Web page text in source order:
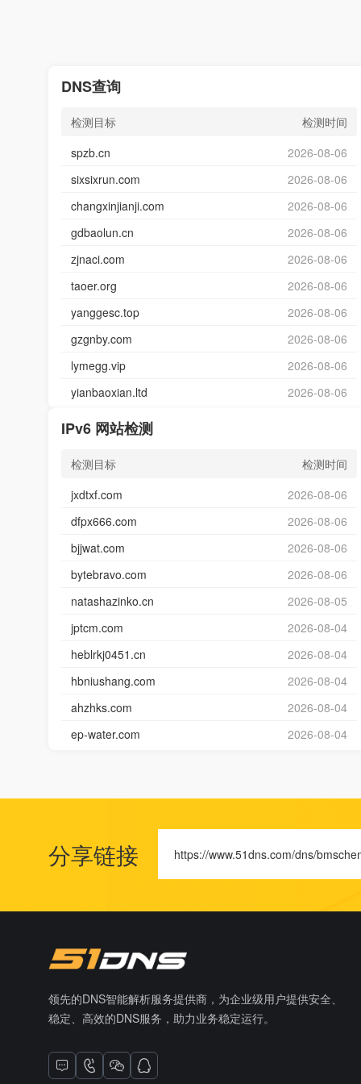
DNS查询
检测目标
检测时间
spzb.cn
2026-08-06
sixsixrun.com
2026-08-06
changxinjianji.com
2026-08-06
gdbaolun.cn
2026-08-06
zjnaci.com
2026-08-06
taoer.org
2026-08-06
yanggesc.top
2026-08-06
gzgnby.com
2026-08-06
lymegg.vip
2026-08-06
yianbaoxian.ltd
2026-08-06
IPv6 网站检测
检测目标
检测时间
jxdtxf.com
2026-08-06
dfpx666.com
2026-08-06
bjjwat.com
2026-08-06
bytebravo.com
2026-08-06
natashazinko.cn
2026-08-05
jptcm.com
2026-08-04
heblrkj0451.cn
2026-08-04
hbniushang.com
2026-08-04
ahzhks.com
2026-08-04
ep-water.com
2026-08-04
分享链接 https://www.51dns.com/dns/
领先的DNS智能解析服务提供商，为企业级用户提供安全、
稳定、高效的DNS服务，助力业务稳定运行。